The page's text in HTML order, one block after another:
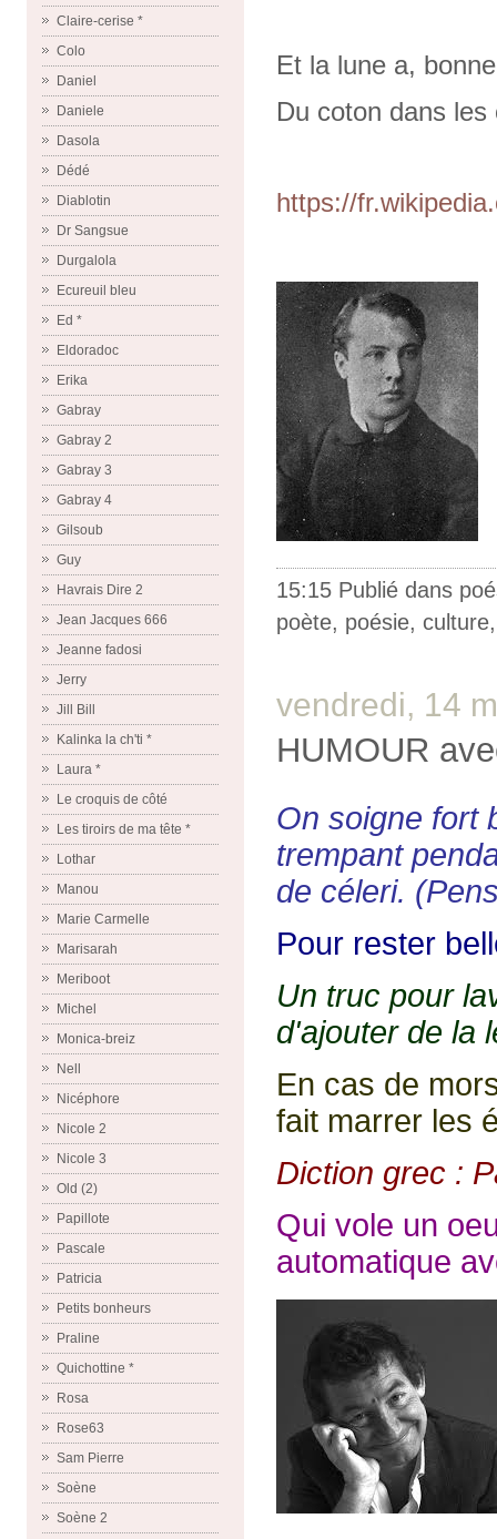
Claire-cerise *
Colo
Daniel
Daniele
Dasola
Dédé
Diablotin
Dr Sangsue
Durgalola
Ecureuil bleu
Ed *
Eldoradoc
Erika
Gabray
Gabray 2
Gabray 3
Gabray 4
Gilsoub
Guy
Havrais Dire 2
Jean Jacques 666
Jeanne fadosi
Jerry
Jill Bill
Kalinka la ch'ti *
Laura *
Le croquis de côté
Les tiroirs de ma tête *
Lothar
Manou
Marie Carmelle
Marisarah
Meriboot
Michel
Monica-breiz
Nell
Nicéphore
Nicole 2
Nicole 3
Old (2)
Papillote
Pascale
Patricia
Petits bonheurs
Praline
Quichottine *
Rosa
Rose63
Sam Pierre
Soène
Soène 2
Et la lune a,
Du coton dans les
https://
15:15 Publié dans
poète, poésie, culture
vendredi, 14
HUMOUR
On soigne fort
trempant
de céleri.
Pour rester
Un truc pour
d'ajouter de la
En cas de
fait marrer les
Diction grec :
Qui vole un
automatique